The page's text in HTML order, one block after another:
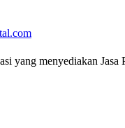
yang menyediakan